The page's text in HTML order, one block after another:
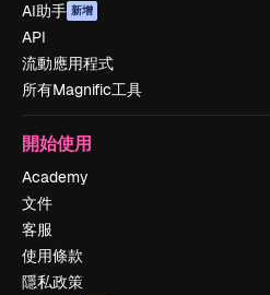
AI助手 新增
API
流動應用程式
所有Magnific工具
開始使用
Academy
文件
客服
使用條款
隱私政策